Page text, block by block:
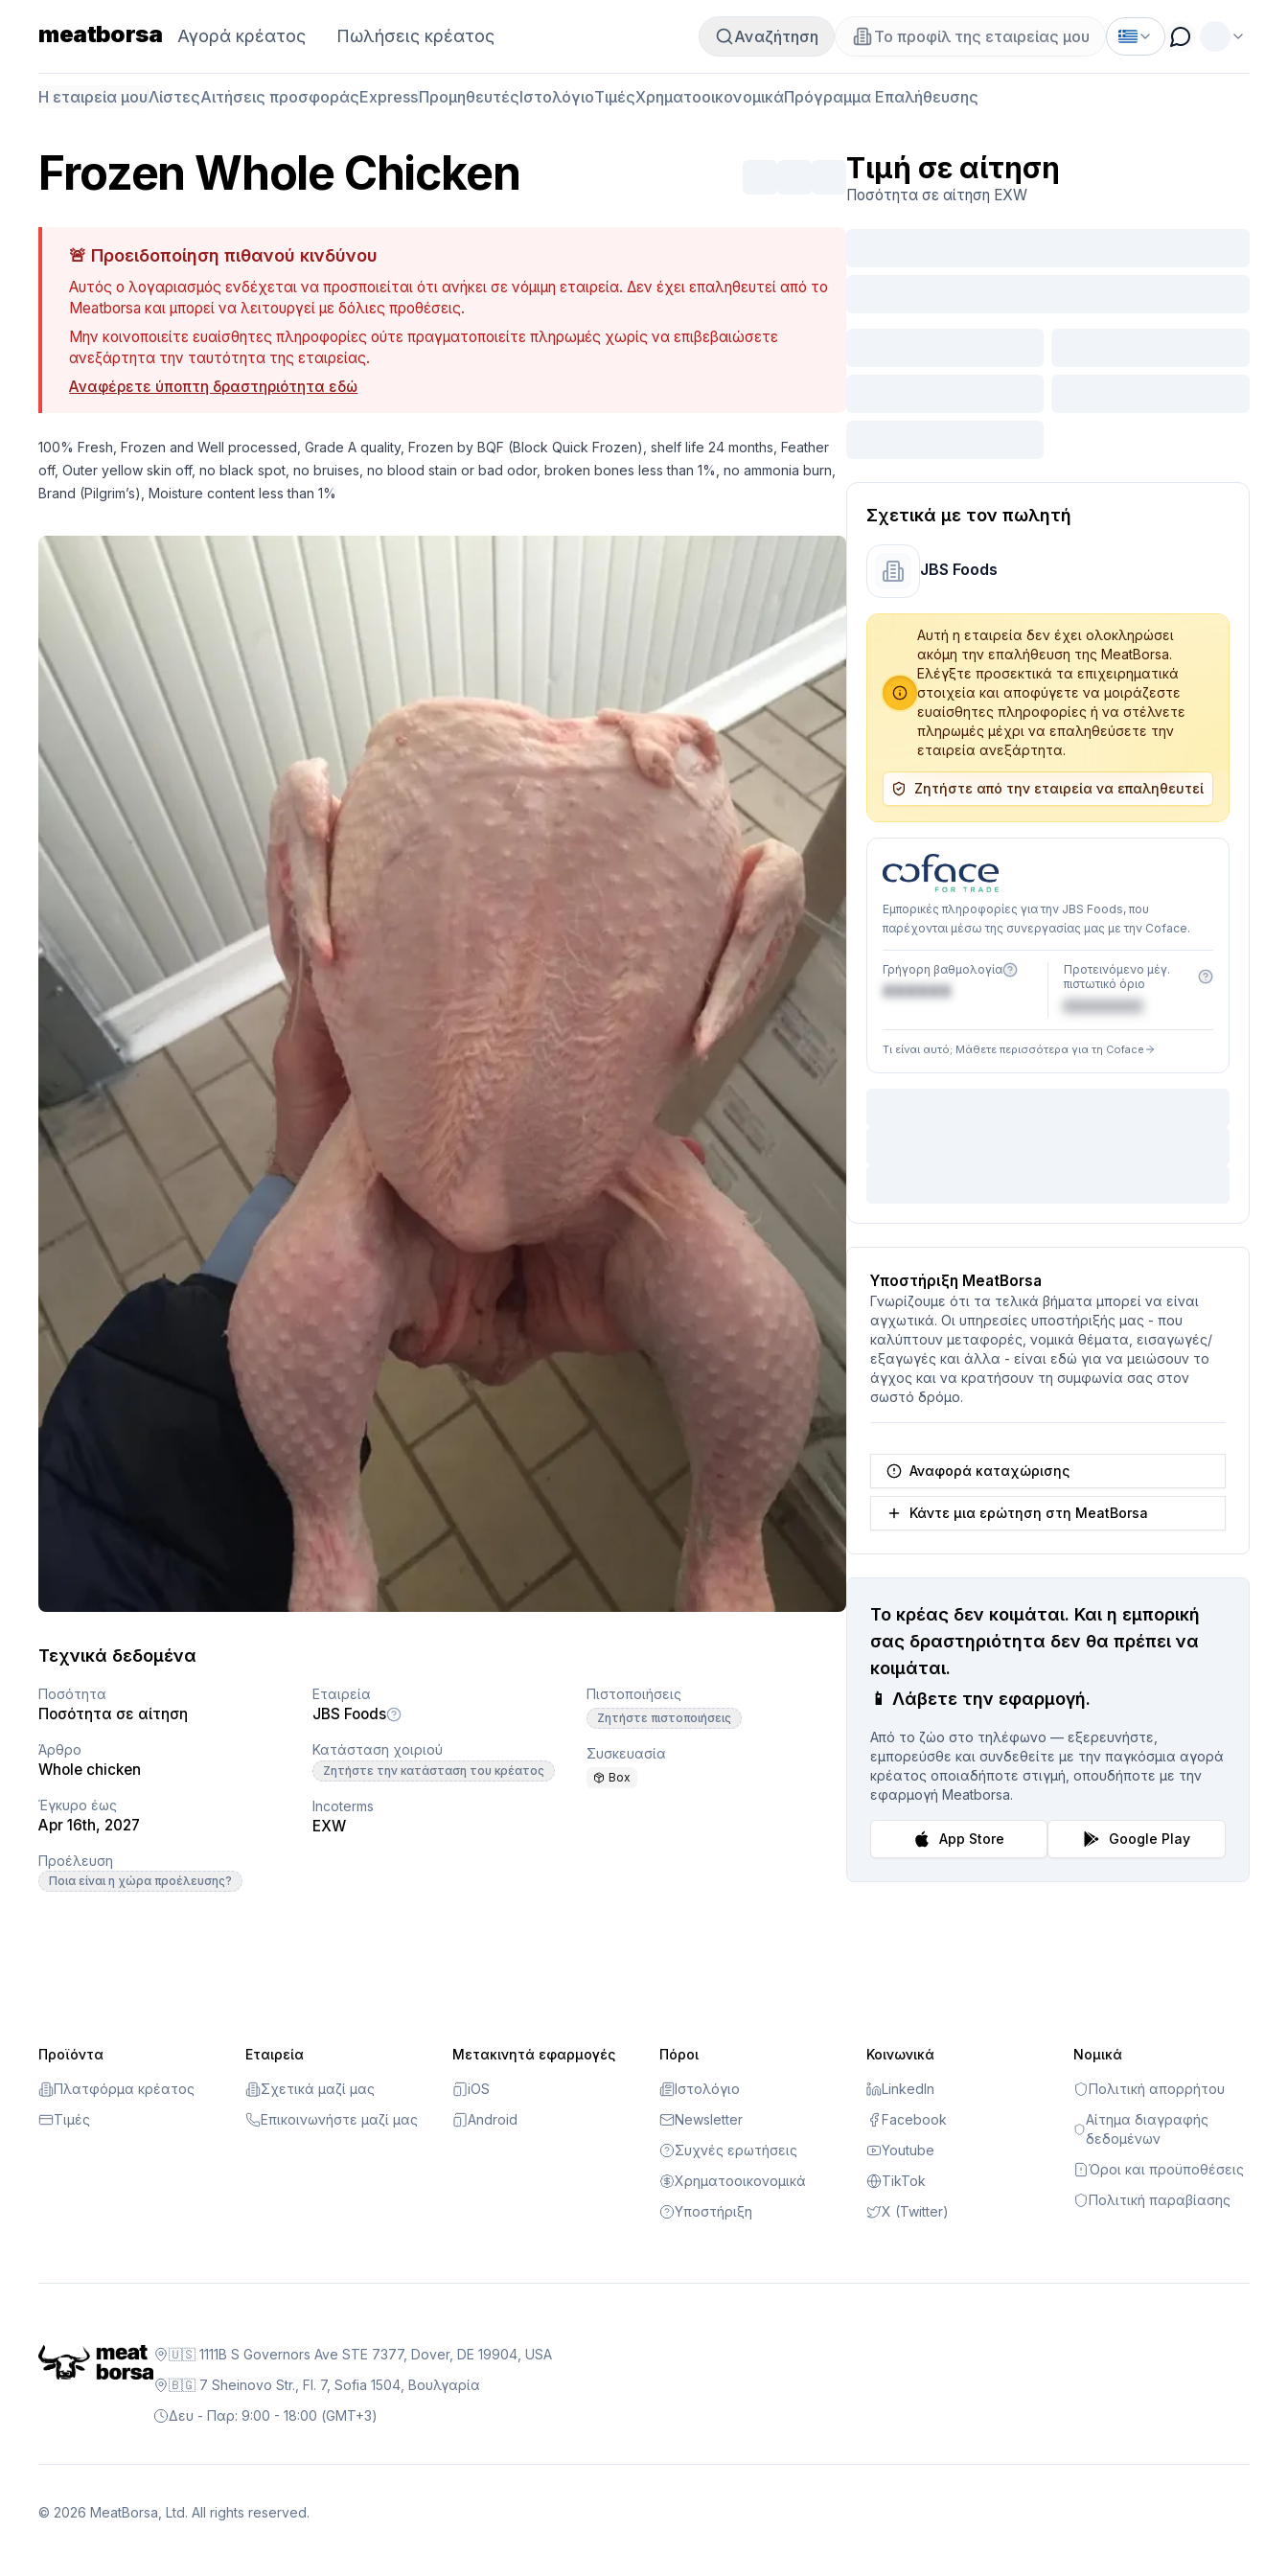
meatborsa Αγορά κρέατος Πωλήσεις κρέατος Αναζήτηση Το προφίλ της εταιρείας μου
Η εταιρεία μουΛίστεςΑιτήσεις προσφοράςExpressΠρομηθευτέςΙστολόγιοΤιμέςΧρηματοοικονομικάΠρόγραμμα Επαλήθευσης
Frozen Whole Chicken
🚨 Προειδοποίηση πιθανού κινδύνου
Αυτός ο λογαριασμός ενδέχεται να προσποιείται ότι ανήκει σε νόμιμη εταιρεία. Δεν έχει επαληθευτεί από το
Meatborsa και μπορεί να λειτουργεί με δόλιες προθέσεις.
Μην κοινοποιείτε ευαίσθητες πληροφορίες ούτε πραγματοποιείτε πληρωμές χωρίς να επιβεβαιώσετε
ανεξάρτητα την ταυτότητα της εταιρείας.
Αναφέρετε ύποπτη δραστηριότητα εδώ
100% Fresh, Frozen and Well processed, Grade A quality, Frozen by BQF (Block Quick Frozen), shelf life 24 months, Feather
off, Outer yellow skin off, no black spot, no bruises, no blood stain or bad odor, broken bones less than 1%, no ammonia burn,
Brand (Pilgrim’s), Moisture content less than 1%
Τεχνικά δεδομένα
Ποσότητα
Ποσότητα σε αίτηση
Άρθρο
Whole chicken
Έγκυρο έως
Apr 16th, 2027
Προέλευση
Ποια είναι η χώρα προέλευσης?
Εταιρεία
JBS Foods
Κατάσταση χοιριού
Ζητήστε την κατάσταση του κρέατος
Incoterms
EXW
Πιστοποιήσεις
Ζητήστε πιστοποιήσεις
Συσκευασία
Box
Τιμή σε αίτηση
Ποσότητα σε αίτηση EXW
Σχετικά με τον πωλητή
JBS Foods
Αυτή η εταιρεία δεν έχει ολοκληρώσει
ακόμη την επαλήθευση της MeatBorsa.
Ελέγξτε προσεκτικά τα επιχειρηματικά
στοιχεία και αποφύγετε να μοιράζεστε
ευαίσθητες πληροφορίες ή να στέλνετε
πληρωμές μέχρι να επαληθεύσετε την
εταιρεία ανεξάρτητα.
Ζητήστε από την εταιρεία να επαληθευτεί
Εμπορικές πληροφορίες για την JBS Foods, που
παρέχονται μέσω της συνεργασίας μας με την Coface.
Γρήγορη βαθμολογία
XXXXXX
Προτεινόμενο μέγ.
πιστωτικό όριο
Τι είναι αυτό; Μάθετε περισσότερα για τη Coface
Υποστήριξη MeatBorsa
Γνωρίζουμε ότι τα τελικά βήματα μπορεί να είναι
αγχωτικά. Οι υπηρεσίες υποστήριξής μας - που
καλύπτουν μεταφορές, νομικά θέματα, εισαγωγές/
εξαγωγές και άλλα - είναι εδώ για να μειώσουν το
άγχος και να κρατήσουν τη συμφωνία σας στον
σωστό δρόμο.
Αναφορά καταχώρισης
Κάντε μια ερώτηση στη MeatBorsa
Το κρέας δεν κοιμάται. Και η εμπορική
σας δραστηριότητα δεν θα πρέπει να
κοιμάται.
📱 Λάβετε την εφαρμογή.
Από το ζώο στο τηλέφωνο — εξερευνήστε,
εμπορεύσθε και συνδεθείτε με την παγκόσμια αγορά
κρέατος οποιαδήποτε στιγμή, οπουδήποτε με την
εφαρμογή Meatborsa.
App Store Google Play
Προϊόντα
Πλατφόρμα κρέατος
Τιμές
Εταιρεία
Σχετικά μαζί μας
Επικοινωνήστε μαζί μας
Μετακινητά εφαρμογές
iOS
Android
Πόροι
Ιστολόγιο
Newsletter
Συχνές ερωτήσεις
Χρηματοοικονομικά
Υποστήριξη
Κοινωνικά
LinkedIn
Facebook
Youtube
TikTok
X (Twitter)
Νομικά
Πολιτική απορρήτου
Αίτημα διαγραφής
δεδομένων
Όροι και προϋποθέσεις
Πολιτική παραβίασης
🇺🇸 1111B S Governors Ave STE 7377, Dover, DE 19904, USA
🇧🇬 7 Sheinovo Str., Fl. 7, Sofia 1504, Βουλγαρία
Δευ - Παρ: 9:00 - 18:00 (GMT+3)
© 2026 MeatBorsa, Ltd. All rights reserved.